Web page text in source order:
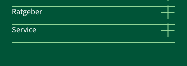
Ratgeber
Service